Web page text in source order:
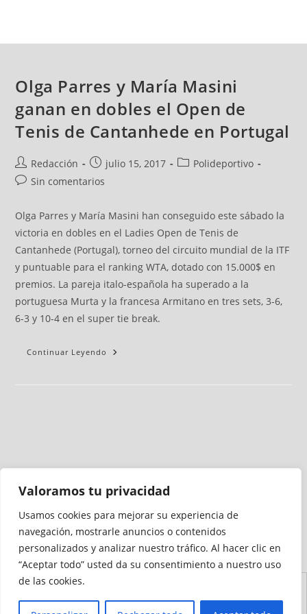
Valoramos tu privacidad
Usamos cookies para mejorar su experiencia de
navegación, mostrarle anuncios o contenidos
personalizados y analizar nuestro tráfico. Al hacer clic en
“Aceptar todo” usted da su consentimiento a nuestro uso
de las cookies.
Olga Parres y María Masini
ganan en dobles el Open de
Tenis de Cantanhede en Portugal
Redacción julio 15, 2017
Polideportivo
Sin comentarios
Olga Parres y María Masini han conseguido este sábado la
victoria en dobles en el Ladies Open de Tenis de
Cantanhede (Portugal), torneo del circuito mundial de la ITF
y puntuable para el ranking WTA, dotado con 15.000$ en
premios. La pareja italo-española ha superado a la
portuguesa Murta y la francesa Armitano en tres sets, 3-6,
6-3 y 10-4 en el super tie break.
Continuar Leyendo
Medio auditado por